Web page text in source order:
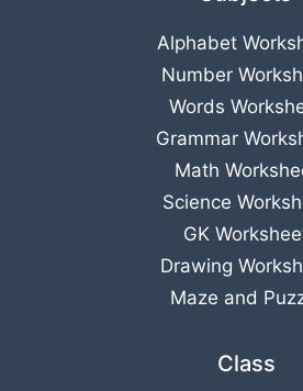
Alphabet
Number
Words
Grammar
Math
Science
GK
Drawing
Maze and
Class